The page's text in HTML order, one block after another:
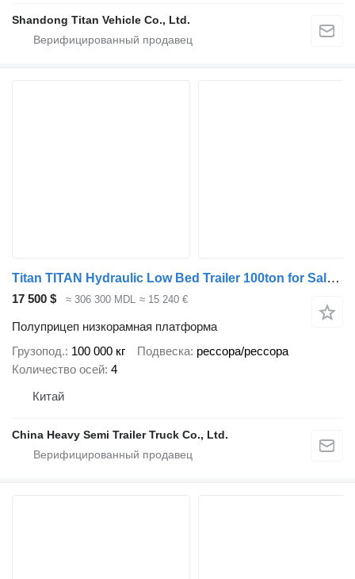
Shandong Titan Vehicle Co., Ltd.
Titan TITAN Hydraulic Low Bed Trailer 100ton for Sale in Guyana
17 500 $ ≈ 306 300 MDL ≈ 15 240 €
Полуприцеп низкорамная платформа
Грузопод. 100 000 кг Подвеска рессора/рессора
Количество осей 4
Китай
China Heavy Semi Trailer Truck Co., Ltd.